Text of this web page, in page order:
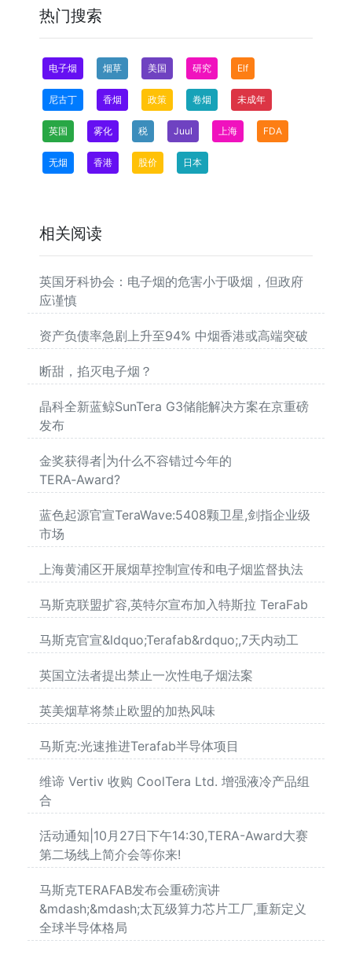
热门搜索
电子烟 烟草 美国 研究 Elf
尼古丁 香烟 政策 卷烟 未成年
英国 雾化 税 Juul 上海 FDA
无烟 香港 股价 日本
相关阅读
英国牙科协会：电子烟的危害小于吸烟，但政府
应谨慎
资产负债率急剧上升至94% 中烟香港或高端突破
断甜，掐灭电子烟？
晶科全新蓝鲸SunTera G3储能解决方案在京重磅
发布
金奖获得者|为什么不容错过今年的
TERA‑Award?
蓝色起源官宣TeraWave:5408颗卫星,剑指企业级
市场
上海黄浦区开展烟草控制宣传和电子烟监督执法
马斯克联盟扩容,英特尔宣布加入特斯拉 TeraFab
马斯克官宣&ldquo;Terafab&rdquo;,7天内动工
英国立法者提出禁止一次性电子烟法案
英美烟草将禁止欧盟的加热风味
马斯克:光速推进Terafab半导体项目
维谛 Vertiv 收购 CoolTera Ltd. 增强液冷产品组
合
活动通知|10月27日下午14:30,TERA-Award大赛
第二场线上简介会等你来!
马斯克TERAFAB发布会重磅演讲
&mdash;&mdash;太瓦级算力芯片工厂,重新定义
全球半导体格局